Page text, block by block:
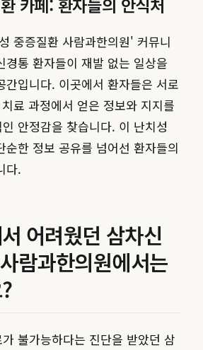
카페: 환자들의 안식처
중증질환 사람과한의원' 커뮤니
경통 환자들이 재발 없는 일상을
간입니다. 이곳에서 환자들은 서로
료 과정에서 얻은 정보와 지지를
안정감을 찾습니다. 이 난치성
순한 정보 공유를 넘어선 환자들의
다.
어려웠던 삼차신
람과한의원에서는
불가능하다는 진단을 받았던 삼